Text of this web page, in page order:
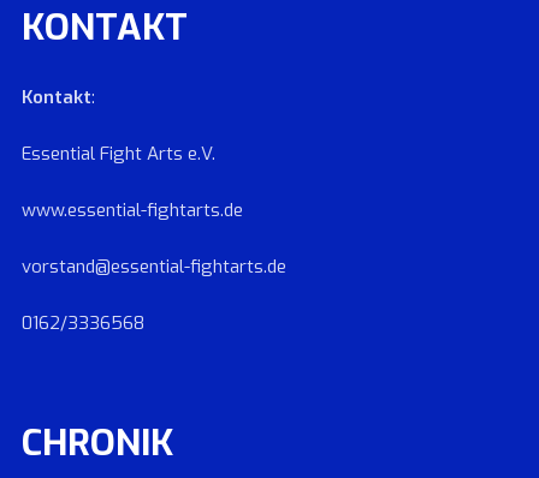
KONTAKT
Kontakt:
Essential Fight Arts e.V.
www.essential-fightarts.de
vorstand@essential-fightarts.de
0162/3336568
CHRONIK